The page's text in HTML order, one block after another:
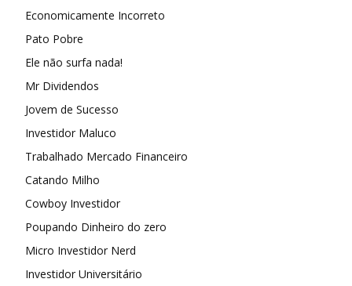
Economicamente Incorreto
Pato Pobre
Ele não surfa nada!
Mr Dividendos
Jovem de Sucesso
Investidor Maluco
Trabalhado Mercado Financeiro
Catando Milho
Cowboy Investidor
Poupando Dinheiro do zero
Micro Investidor Nerd
Investidor Universitário